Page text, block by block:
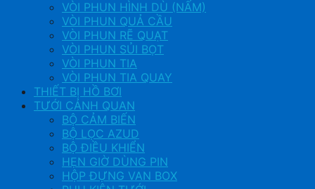
VÒI PHUN HÌNH DÙ (NẤM)
VÒI PHUN QUẢ CẦU
VÒI PHUN RẼ QUẠT
VÒI PHUN SỦI BỌT
VÒI PHUN TIA
VÒI PHUN TIA QUAY
THIẾT BỊ HỒ BƠI
TƯỚI CẢNH QUAN
BỘ CẢM BIẾN
BỘ LỌC AZUD
BỘ ĐIỀU KHIỂN
HẸN GIỜ DÙNG PIN
HỘP ĐỰNG VAN BOX